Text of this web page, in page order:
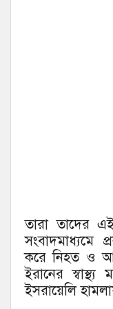
তারা তাদের
সংবাদমাধ্যমে
করে নিহত ও
ইরানের স্বাস্থ্য
ইসরায়েলি